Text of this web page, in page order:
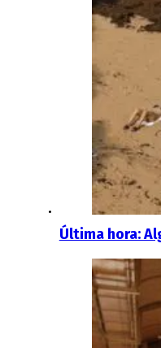
Última hora: